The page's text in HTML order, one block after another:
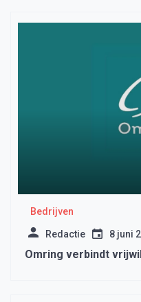
Bedrijven
Redactie 8 juni
Omring verbindt